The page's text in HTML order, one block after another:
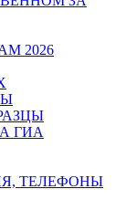
2026
ГИА
ТЕЛЕФОНЫ